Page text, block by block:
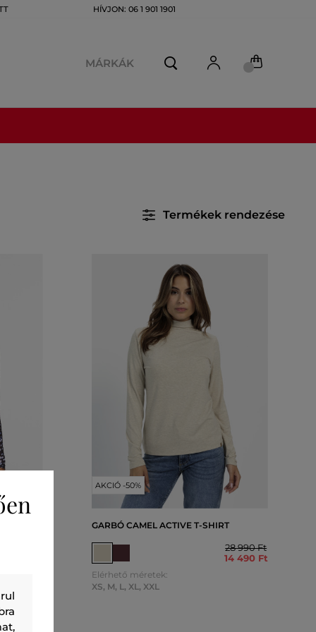
HÍVJON: 06 1 901 1901
MÁRKÁK
Termékek rendezése
KLJ
AKCIÓ -50%
GARBÓ CAMEL ACTIVE T-SHIRT
28 990 Ft
14 490 Ft
Elérhető méretek:
XS, M, L , XL , XXL